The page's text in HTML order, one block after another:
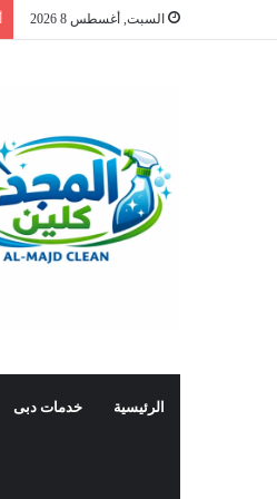
السبت, أغسطس 8 2026
الرئيسية خدمات دبى